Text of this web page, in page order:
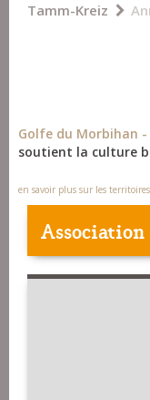
Tamm-Kreiz
Golfe du Morbihan
soutient la culture
en savoir plus sur les